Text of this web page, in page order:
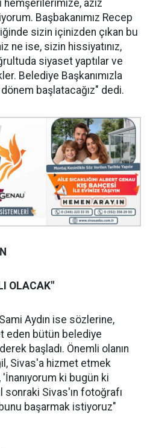
aziz
Başbakanımız Recep
sizin içinizden çıkan bu
ne ise, sizin hissiyatınız,
siyaset yaptılar ve
Belediye Başkanımızla
başlatacağız" dedi.
OLACAK"
Aydın ise sözlerine,
eden bütün belediye
başladı. Önemli olanın
Sivas'a hizmet etmek
ki bugün ki
sonraki Sivas'ın fotoğrafı
başarmak istiyoruz"